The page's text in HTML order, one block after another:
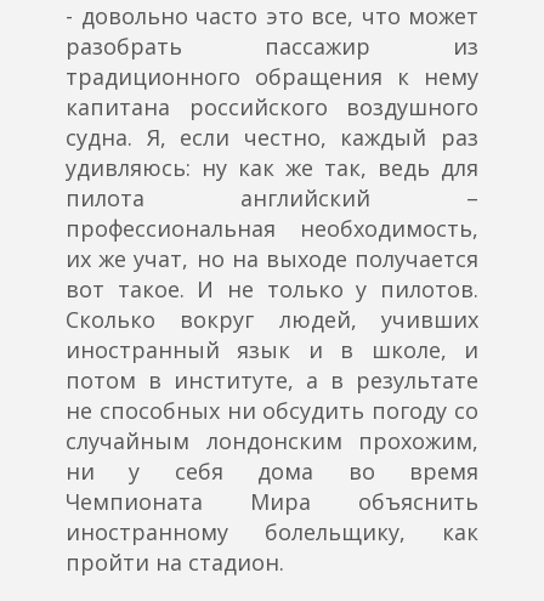
- довольно часто это все, что может
разобрать пассажир из
традиционного обращения к нему
капитана российского воздушного
судна. Я, если честно, каждый раз
удивляюсь: ну как же так, ведь для
пилота английский –
профессиональная необходимость,
их же учат, но на выходе получается
вот такое. И не только у пилотов.
Сколько вокруг людей, учивших
иностранный язык и в школе, и
потом в институте, а в результате
не способных ни обсудить погоду со
случайным лондонским прохожим,
ни у себя дома во время
Чемпионата Мира объяснить
иностранному болельщику, как
пройти на стадион.